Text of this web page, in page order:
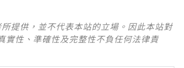
提供，並不代表本站的立場。因此本站對
實性、準確性及完整性不負任何法律責